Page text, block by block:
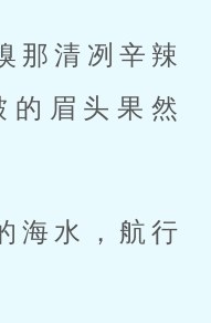
那清冽辛辣
的眉头果然
海水，航行